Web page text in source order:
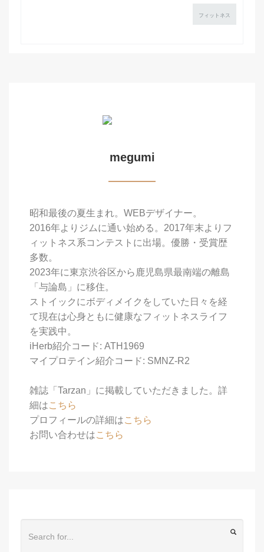
フィットネス
megumi
昭和最後の夏生まれ。WEBデザイナー。
2016年よりジムに通い始める。2017年末よりフ
ィットネス系コンテストに出場。優勝・受賞歴
多数。
2023年に東京渋谷区から鹿児島県最南端の離島
「与論島」に移住。
ストイックにボディメイクをしていた日々を経
て現在は心身ともに健康なフィットネスライフ
を実践中。
iHerb紹介コード: ATH1969
マイプロテイン紹介コード: SMNZ-R2
雑誌「Tarzan」に掲載していただきました。詳
細はこちら
プロフィールの詳細はこちら
お問い合わせはこちら